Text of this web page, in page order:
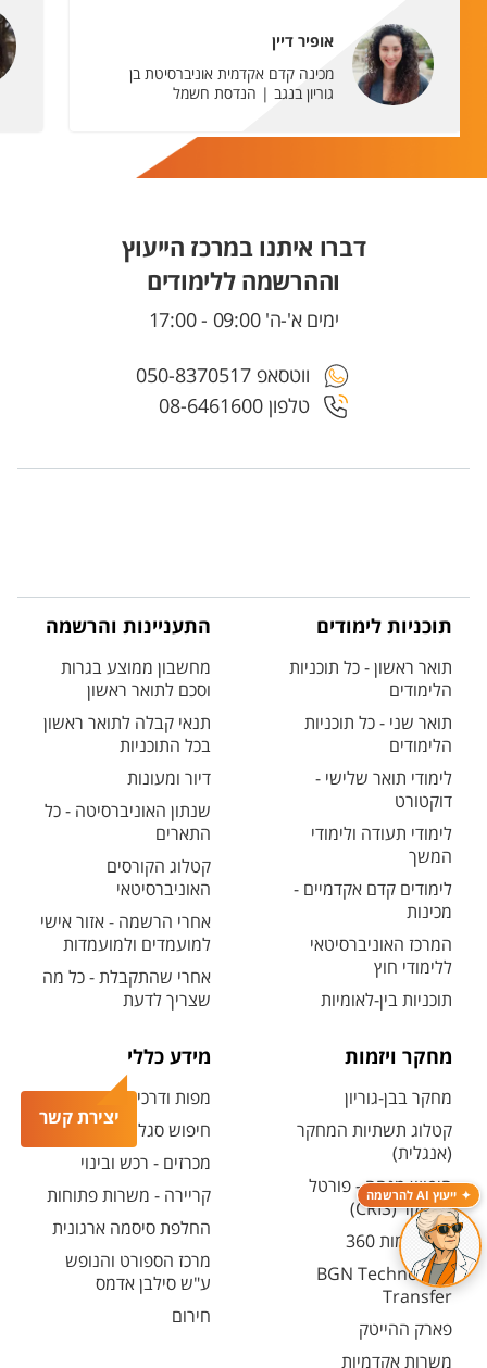
יצירת קשר
ייעוץ AI להרשמה
אופיר דיין
מכינה קדם אקדמית אוניברסיטת בן
גוריון בנגב | הנדסת חשמל
דברו איתנו במרכז הייעוץ
וההרשמה ללימודים
ימים א'-ה' 09:00 - 17:00
טלפון 08-6461600
ווטסאפ 050-8370517
תוכניות לימודים
תואר ראשון - כל תוכניות
הלימודים
תואר שני - כל תוכניות
הלימודים
לימודי תואר שלישי -
דוקטורט
לימודי תעודה ולימודי
המשך
לימודים קדם אקדמיים -
מכינות
המרכז האוניברסיטאי
ללימודי חוץ
תוכניות בין-לאומיות
התעניינות והרשמה
מחשבון ממוצע בגרות
וסכם לתואר ראשון
תנאי קבלה לתואר ראשון
בכל התוכניות
דיור ומעונות
שנתון האוניברסיטה - כל
התארים
קטלוג הקורסים
האוניברסיטאי
אחרי הרשמה - אזור אישי
למועמדים ולמועמדות
אחרי שהתקבלת - כל מה
שצריך לדעת
מחקר ויזמות
מחקר בבן-גוריון
קטלוג תשתיות המחקר
(אנגלית)
חיפוש מנחה - פורטל
המחקר (CRIS)
מרכז יזמות 360
BGN Technology
Transfer
פארק ההייטק
משרות אקדמיות
מידע כללי
מפות ודרכי הגעה
חיפוש סגל ופרטי קשר
מכרזים - רכש ובינוי
קריירה - משרות פתוחות
החלפת סיסמה ארגונית
מרכז הספורט והנופש
ע"ש סילבן אדמס
חירום